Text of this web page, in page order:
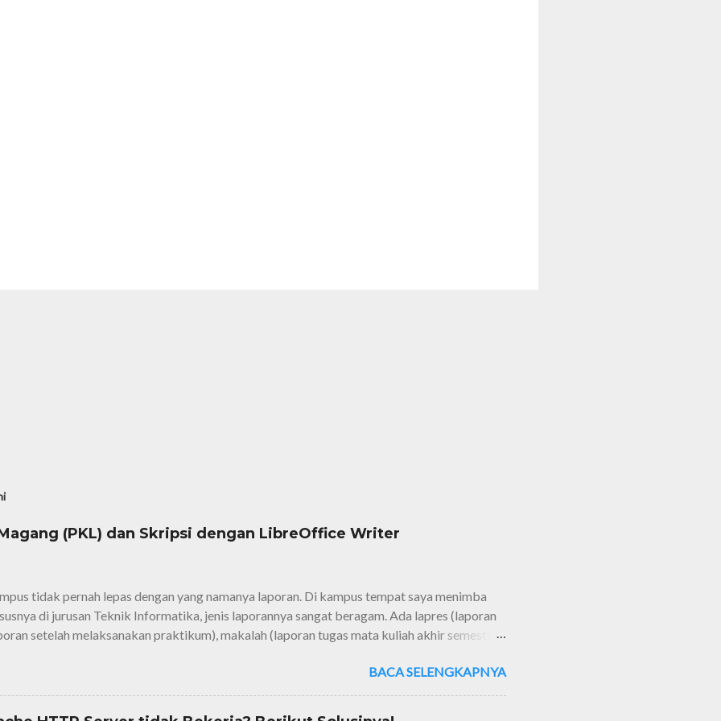
(PKL) dan Skripsi dengan LibreOffice Writer
tidak pernah lepas dengan yang namanya laporan. Di kampus tempat saya menimba
di jurusan Teknik Informatika, jenis laporannya sangat beragam. Ada lapres (laporan
setelah melaksanakan praktikum), makalah (laporan tugas mata kuliah akhir semester),
BACA SELENGKAPNYA